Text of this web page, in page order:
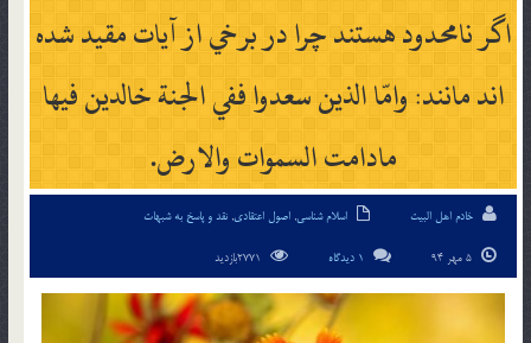
اگر نامحدود هستند چرا در برخي از آيات مقيد شده
اند مانند: وامّا الذين سعدوا ففي الجنة خالدين فيها
مادامت السموات والارض.
خادم اهل البیت اسلام شناسی, اصول اعتقادی, نقد و پاسخ به شبهات
1 دیدگاه